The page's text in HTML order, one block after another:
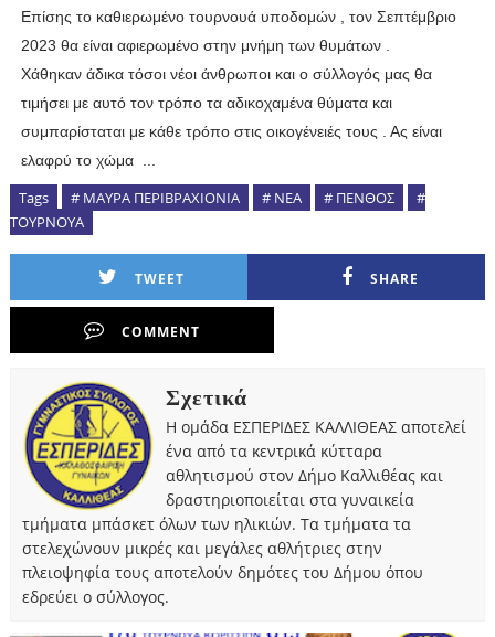
Επίσης το καθιερωμένο τουρνουά υποδομών , τον Σεπτέμβριο
2023 θα είναι αφιερωμένο στην μνήμη των θυμάτων .
Χάθηκαν άδικα τόσοι νέοι άνθρωποι και ο σύλλογός μας θα
τιμήσει με αυτό τον τρόπο τα αδικοχαμένα θύματα και
συμπαρίσταται με κάθε τρόπο στις οικογένειές τους . Ας είναι
ελαφρύ το χώμα ...
Tags # ΜΑΥΡΑ ΠΕΡΙΒΡΑΧΙΟΝΙΑ # ΝΕΑ # ΠΕΝΘΟΣ
#
ΤΟΥΡΝΟΥΑ
TWEET SHARE
COMMENT
Σχετικά
Η ομάδα ΕΣΠΕΡΙΔΕΣ ΚΑΛΛΙΘΕΑΣ αποτελεί
ένα από τα κεντρικά κύτταρα
αθλητισμού στον Δήμο Καλλιθέας και
δραστηριοποιείται στα γυναικεία
τμήματα μπάσκετ όλων των ηλικιών. Τα τμήματα τα
στελεχώνουν μικρές και μεγάλες αθλήτριες στην
πλειοψηφία τους αποτελούν δημότες του Δήμου όπου
εδρεύει ο σύλλογος.